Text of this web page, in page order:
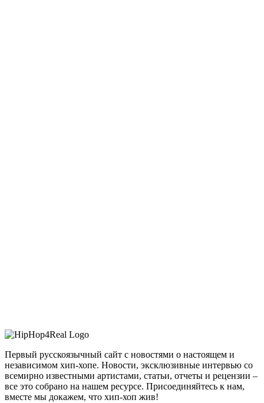
Первый русскоязычный сайт с новостями о настоящем и
независимом хип-хопе. Новости, эксклюзивные интервью со
всемирно известными артистами, статьи, отчеты и рецензии –
все это собрано на нашем ресурсе. Присоединяйтесь к нам,
вместе мы докажем, что хип-хоп жив!